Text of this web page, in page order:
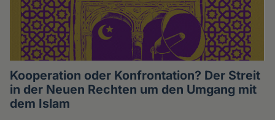
Kooperation oder Konfrontation? Der Streit
in der Neuen Rechten um den Umgang mit
dem Islam